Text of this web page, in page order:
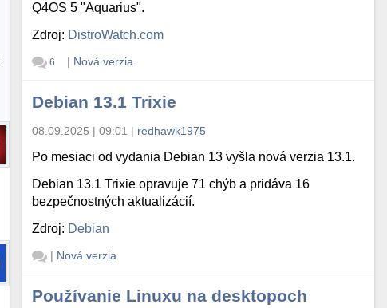
Q4OS 5 "Aquarius".
Zdroj: DistroWatch.com
6 | Nová verzia
Debian 13.1 Trixie
08.09.2025 | 09:01 | redhawk1975
Po mesiaci od vydania Debian 13 vyšla nová verzia 13.1.
Debian 13.1 Trixie opravuje 71 chýb a pridáva 16
bezpečnostných aktualizácií.
Zdroj: Debian
| Nová verzia
Používanie Linuxu na desktopoch